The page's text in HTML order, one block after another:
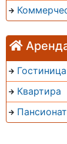
Гостиница
Квартира